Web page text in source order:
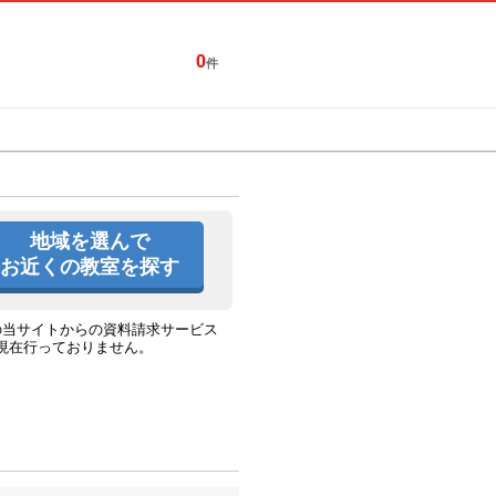
0件
地域を選んで
お近くの教室を探す
サイトからの資料請求サービス
在行っておりません。